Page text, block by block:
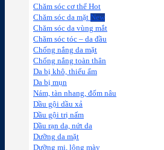
Chăm sóc cơ thể
Chăm sóc da mặt
Chăm sóc da vùng mắt
Chăm sóc tóc – da đầu
Chống nắng da mặt
Chống nắng toàn thân
Da bị khô, thiếu ẩm
Da bị mụn
Nám, tàn nhang, đốm nâu
Dầu gội dầu xả
Dầu gội trị nấm
Dầu rạn da, nứt da
Dưỡng da mặt
Dưỡng mi, lông mày